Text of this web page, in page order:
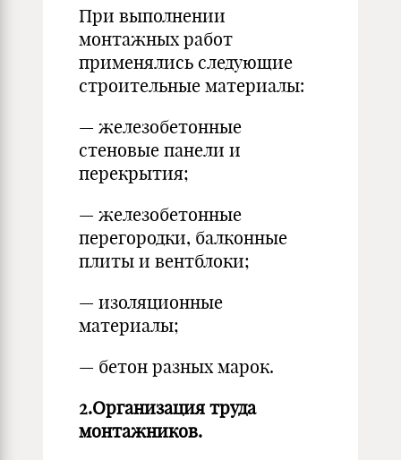
При выполнении
монтажных работ
применялись следующие
строительные материалы:
— железобетонные
стеновые панели и
перекрытия;
— железобетонные
перегородки, балконные
плиты и вентблоки;
— изоляционные
материалы;
— бетон разных марок.
2.Организация труда
монтажников.